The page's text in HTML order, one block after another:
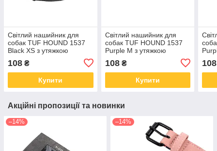
Світлий нашийник для
собак TUF HOUND 1537
Black XS з утяжкою
108 ₴
Купити
Світлий нашийник для
собак TUF HOUND 1537
Purple M з утяжкою
108₴
Купити
108
Акційні пропозиції та новинки
–14% –14%